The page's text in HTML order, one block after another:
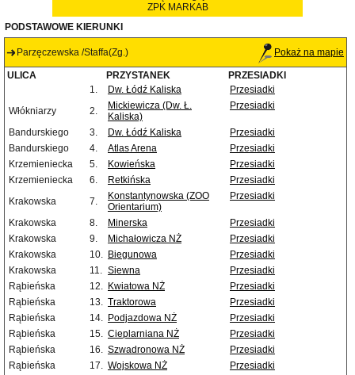
ZPK MARKAB
PODSTAWOWE KIERUNKI
Parzęczewska /Staffa(Zg.) Pokaż na mapie
ULICA PRZYSTANEK
PRZESIADKI
1.
Dw. Łódź Kaliska
Przesiadki
Włókniarzy
2.
Mickiewicza (Dw. Ł.
Kaliska)
Przesiadki
Bandurskiego 3. Dw. Łódź Kaliska
Przesiadki
Bandurskiego
4. Atlas Arena
Przesiadki
Krzemieniecka
5. Kowieńska
Przesiadki
Krzemieniecka
6. Retkińska
Przesiadki
Krakowska
7.
Konstantynowska (ZOO
Orientarium)
Przesiadki
Krakowska 8. Minerska
Przesiadki
Krakowska
9. Michałowicza NŻ
Przesiadki
Krakowska
10. Biegunowa
Przesiadki
Krakowska
11. Siewna
Przesiadki
Rąbieńska
12. Kwiatowa NŻ
Przesiadki
Rąbieńska
13. Traktorowa
Przesiadki
Rąbieńska
14. Podjazdowa NŻ
Przesiadki
Rąbieńska
15. Cieplarniana NŻ
Przesiadki
Rąbieńska
16. Szwadronowa NŻ
Przesiadki
Rąbieńska
17. Wojskowa NŻ
Przesiadki